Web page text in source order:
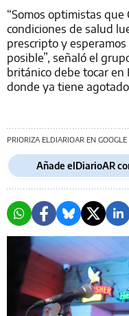
“Somos optimistas
condiciones de salud
prescripto y
posible”, señaló el
británico debe tocar en
donde ya tiene
PRIORIZA ELDIARIOAR EN GOOGLE
Añade elDiarioAR